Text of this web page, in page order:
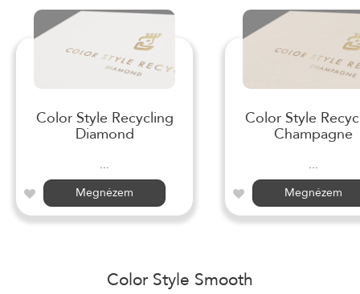
Color Style Recycling
Diamond
...
Megnézem
Color Style
Champagne
...
Megnézem
Color Style Smooth